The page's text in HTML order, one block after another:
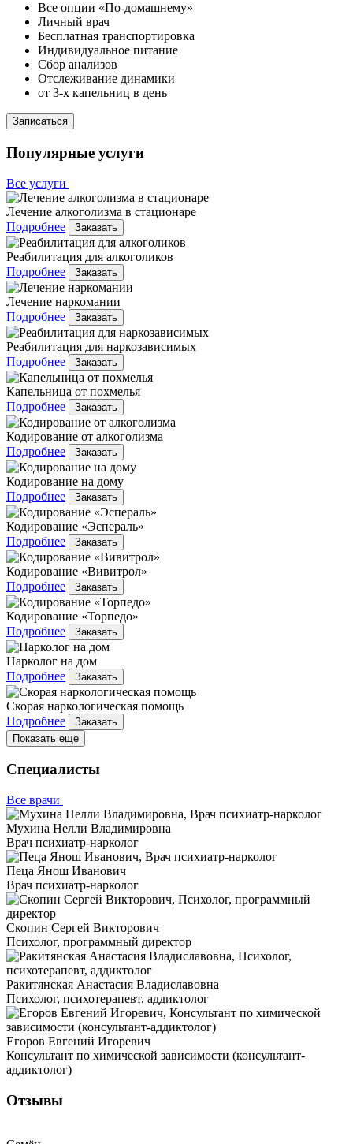
Все опции «По-домашнему»
Личный врач
Бесплатная транспортировка
Индивидуальное питание
Сбор анализов
Отслеживание динамики
от 3-х капельниц в день
Записаться
Популярные услуги
Все услуги
Лечение алкоголизма в стационаре
Подробнее
Заказать
Реабилитация для алкоголиков
Подробнее
Заказать
Лечение наркомании
Подробнее
Заказать
Реабилитация для наркозависимых
Подробнее
Заказать
Капельница от похмелья
Подробнее
Заказать
Кодирование от алкоголизма
Подробнее
Заказать
Кодирование на дому
Подробнее
Заказать
Кодирование «Эспераль»
Подробнее
Заказать
Кодирование «Вивитрол»
Подробнее
Заказать
Кодирование «Торпедо»
Подробнее
Заказать
Нарколог на дом
Подробнее
Заказать
Скорая наркологическая помощь
Подробнее
Заказать
Показать еще
Специалисты
Все врачи
Мухина Нелли Владимировна
Врач психиатр-нарколог
Пеца Янош Иванович
Врач психиатр-нарколог
Скопин Сергей Викторович
Психолог, программный директор
Ракитянская Анастасия Владиславовна
Психолог, психотерапевт, аддиктолог
Егоров Евгений Игоревич
Консультант по химической зависимости (консультант-
аддиктолог)
Отзывы